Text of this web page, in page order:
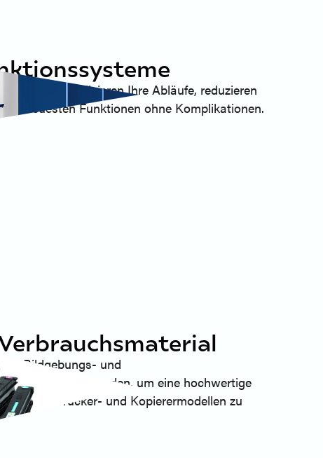
Arivia rationalisieren Ihre Abläufe, reduzieren
die neuesten Funktionen ohne Komplikationen.
Bildgebungs- und
entwickelt wurden, um eine hochwertige
von Drucker- und Kopierermodellen zu